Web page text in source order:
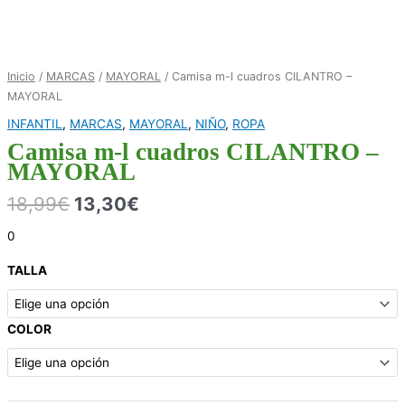
Inicio / MARCAS / MAYORAL
/ Camisa m-l cuadros CILANTRO –
MAYORAL
INFANTIL , MARCAS, MAYORAL , NIÑO, ROPA
Camisa m-l cuadros CILANTRO –
MAYORAL
18,99€ 13,30€
0
TALLA
COLOR